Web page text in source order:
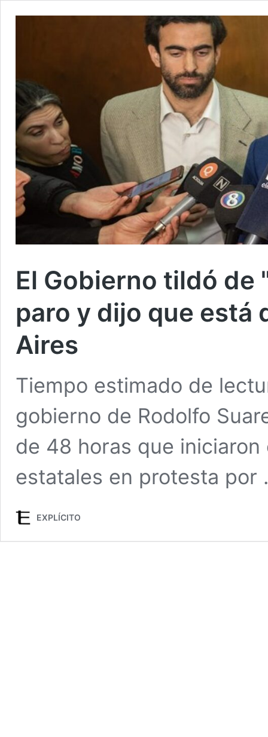
El Gobierno tildó
paro y dijo que está
Aires
Tiempo estimado de
gobierno de Rodolfo
de 48 horas que
estatales en protesta
EXPLÍCITO